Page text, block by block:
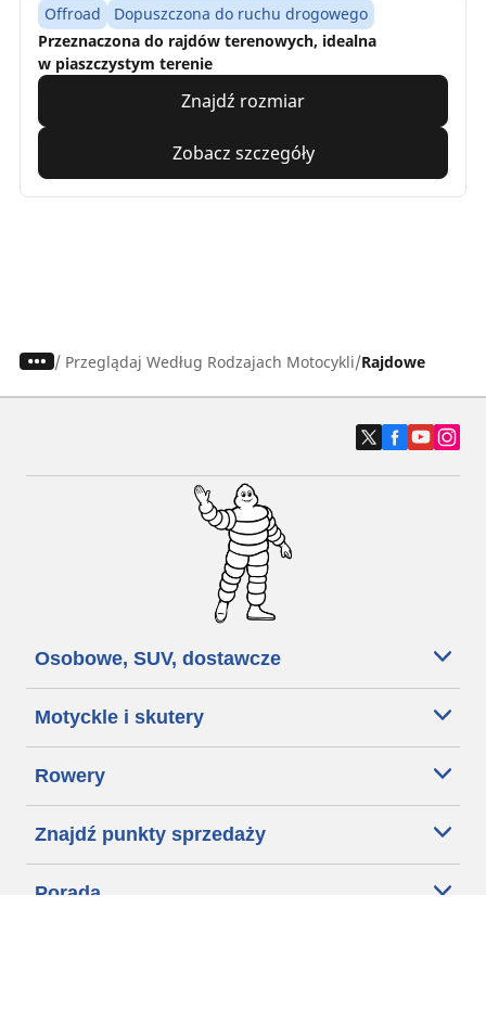
Offroad
Dopuszczona do ruchu drogowego
Przeznaczona do rajdów terenowych, idealna
w piaszczystym terenie
Znajdź rozmiar
Zobacz szczegóły
/ Przeglądaj Według Rodzajach Motocykli Rajdowe
Osobowe, SUV, dostawcze
Motyckle i skutery
Rowery
Znajdź punkty sprzedaży
Porada